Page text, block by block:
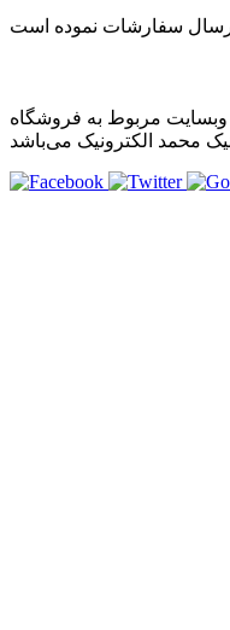
مربوط به فروشگاه
محمد الکترونیک می‌باشد